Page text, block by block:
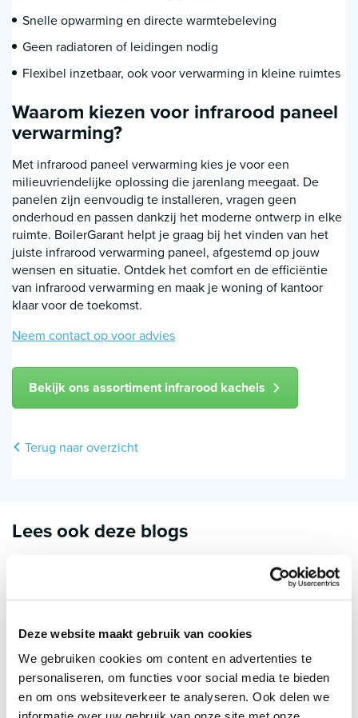
Deze website maakt gebruik van cookies
We gebruiken cookies om content en advertenties te
personaliseren, om functies voor social media te bieden
en om ons websiteverkeer te analyseren. Ook delen we
Snelle opwarming en directe warmtebeleving
Geen radiatoren of leidingen nodig
Flexibel inzetbaar, ook voor verwarming in kleine ruimtes
Waarom kiezen voor infrarood paneel
verwarming?
Met infrarood paneel verwarming kies je voor een
milieuvriendelijke oplossing die jarenlang meegaat. De
panelen zijn eenvoudig te installeren, vragen geen
onderhoud en passen dankzij het moderne ontwerp in elke
ruimte. BoilerGarant helpt je graag bij het vinden van het
juiste infrarood verwarming paneel, afgestemd op jouw
wensen en situatie. Ontdek het comfort en de efficiëntie
van infrarood verwarming en maak je woning of kantoor
klaar voor de toekomst.
Neem contact op voor advies
Bekijk ons assortiment infrarood kachels
Terug naar overzicht
Lees ook deze blogs